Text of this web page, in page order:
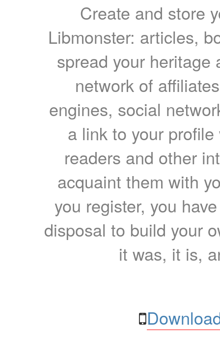
Create and store
Libmonster: articles,
spread your heritage
network of
engines, social
a link to your
readers and other
acquaint them with
you register, you
disposal to build your
it was, it is,